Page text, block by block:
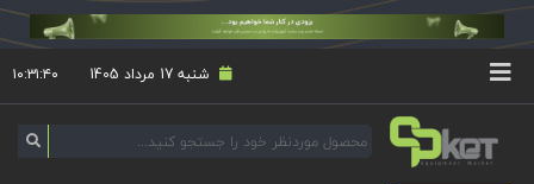
شنبه 17 مرداد 1405 ۱۰:۳۱:۴۰